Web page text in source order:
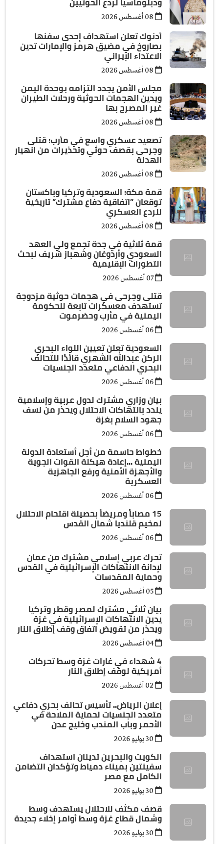
أدنوك تعلن استهداف إحدى سفنها
بصاروخ في مضيق هرمز والإمارات تدين
الاعتداء الإيراني
مجلس الأمن يجدد التزامه بوحدة اليمن
ويدين الهجمات الحوثية ورحلات الطيران
غير المصرح بها
تصعيد عسكري واسع في مأرب: قتلى
وجرحى بقصف حوثي وتحذيرات من انهيار
الهدنة
قمة مكة: السعودية وتركيا وباكستان
توقعان ”اتفاقية دفاع مشترك” تاريخية
للردع العسكري
قمة ثلاثية في جدة تجمع ولي العهد
السعودي وأردوغان وشهباز شريف لبحث
التطورات الإقليمية
07 أغسطس 2026
قتلى وجرحى في هجمات حوثية مزدوجة
تستهدف معسكرات تابعة للحكومة
اليمنية في مأرب وحضرموت
السعودية تعلن تعيين اللواء البحري
الركن عبدالله الشهري قائدًا للتحالف
البحري الدفاعي متعدد الجنسيات
بيان وزاري مشترك لدول عربية وإسلامية
يندد بانتهاكات الاحتلال ويحذر من نسف
جهود السلام بغزة
خطواط حاسمة من أجل أستعادة الدولة
اليمنية ...إعادة هيكلة القوات الجوية
والأجهزة الأمنية ورفع الجاهزية
العسكرية
15 مصاباً ومريضاً بحصيلة اقتحام الاحتلال
لمخيم قلنديا شمال القدس
تحرك عربي إسلامي مشترك من عمان
لإدانة الانتهاكات الإسرائيلية في القدس
وحماية المقدسات
بيان ثلاثي مشترك لمصر وقطر وتركيا
يدين الانتهاكات الإسرائيلية في غزة
ويحذر من تقويض اتفاق وقف إطلاق النار
4 شهداء في غارات غزة وسط تحركات
أمريكية لوقف إطلاق النار
إعلان الرياض.. تأسيس تحالف بحري دفاعي
متعدد الجنسيات لحماية الملاحة في
الأحمر وباب المندب وخليج عدن
الكويت والبحرين تدينان استهداف
سفينتين بميناء دمياط وتؤكدان التضامن
الكامل مع مصر
قصف مكثف للاحتلال يستهدف وسط
وشمال قطاع غزة وسط أوامر إخلاء جديدة